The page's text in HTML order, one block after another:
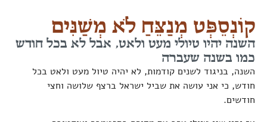
קוֹנְסֵפְּט מְנַצֵּחַ לֹא מְשַׁנִּים
השנה יהיו טיולי מעט ולאט, אבל לא בכל חודש
כמו בשנה שעברה
השנה, בניגוד לשנים קודמות, לא יהיה טיול מעט ולאט בכל
חודש, כי אני עושה את שביל ישראל ברצף שלושה וחצי
חודשים.